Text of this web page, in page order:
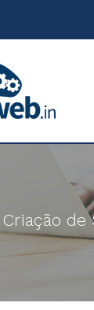
Criação de